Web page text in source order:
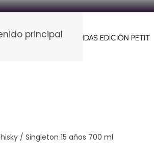
principal
PARA VINOS FUNDAS EDICIÓN PETIT
/ Singleton 15 años 700 ml